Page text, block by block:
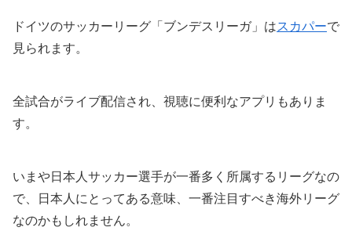
ドイツのサッカーリーグ「ブンデスリーガ」はスカパーで
見られます。
全試合がライブ配信され、視聴に便利なアプリもありま
す。
いまや日本人サッカー選手が一番多く所属するリーグなの
で、日本人にとってある意味、一番注目すべき海外リーグ
なのかもしれません。